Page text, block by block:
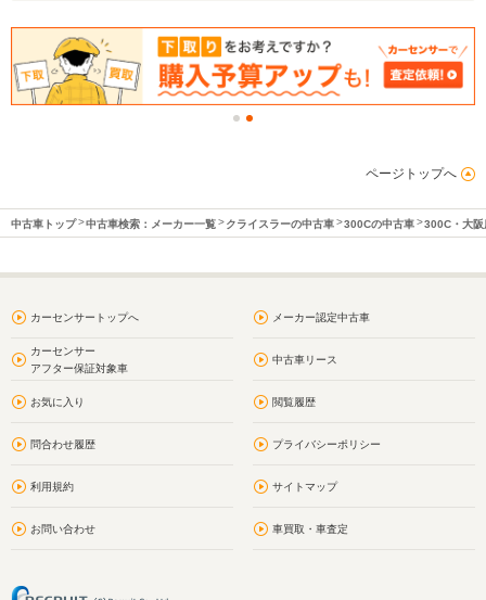
ページトップへ
中古車トップ 中古車検索：メーカー一覧 クライスラーの中古車 300Cの中古車 300C・大阪
カーセンサートップへ メーカー認定中古車
カーセンサー
アフター保証対象車
中古車リース
お気に入り 閲覧履歴
問合わせ履歴 プライバシーポリシー
利用規約 サイトマップ
お問い合わせ 車買取・車査定